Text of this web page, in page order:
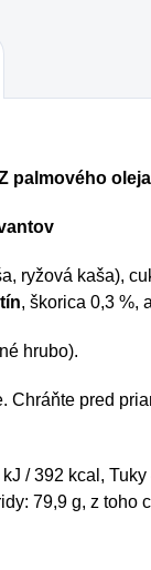
palmového
ryžová kaša),
, škorica 0,3 %,
hrubo).
Chráňte pred
/ 392 kcal, Tuky
79,9 g, z toho